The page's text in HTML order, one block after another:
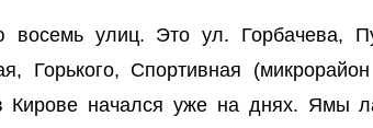
улиц. Это ул. Горбачева,
Горького, Спортивная
Кирове начался уже на днях. Ямы